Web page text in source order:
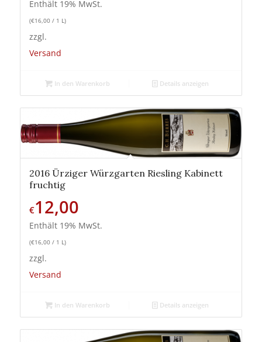
Enthält 19% MwSt.
(€16,00/ 1 L)
zzgl.
Versand
In den Warenkorb Details anzeigen
2016 Ürziger Würzgarten Riesling Kabinett
fruchtig
€12,00
Enthält 19% MwSt.
(€16,00/ 1 L)
zzgl.
Versand
In den Warenkorb Details anzeigen